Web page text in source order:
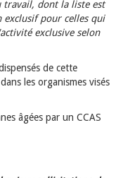
travail, dont la liste est
pour celles qui
exclusive selon
de cette
les organismes visés
âgées par un CCAS